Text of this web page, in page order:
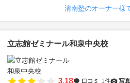
清南塾のオーナー様
立志館ゼミナール和泉中央校
3.18 口コミ 1件 写真